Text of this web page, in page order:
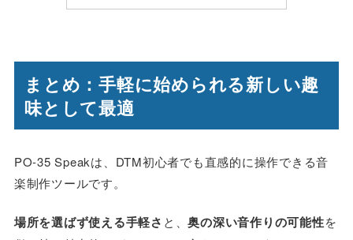
まとめ：手軽に始められる新しい趣
味として最適
PO-35 Speakは、DTM初心者でも直感的に操作できる音
楽制作ツールです。
場所を選ばず使える手軽さ と、奥の深い音作りの可能性を